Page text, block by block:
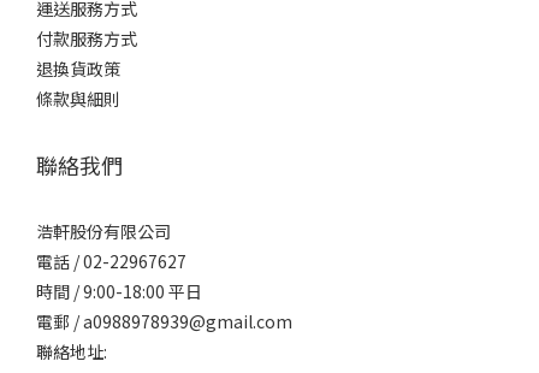
運送服務方式
付款服務方式
退換貨政策
條款與細則
聯絡我們
浩軒股份有限公司
電話 / 02-22967627
時間 / 9:00-18:00 平日
電郵 / a0988978939@gmail.com
聯絡地址: